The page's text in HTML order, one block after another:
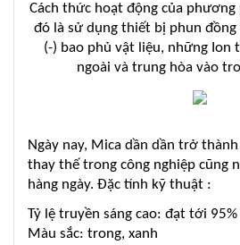
Cách thức hoạt động của
đó là sử dụng thiết bị phun đồng
(-) bao phủ vật liệu, những Ion
ngoài và trung hòa vào
Ngày nay, Mica dần dần trở
thay thế trong công nghiệp cũng
hàng ngày. Đặc tính kỹ thuật :
Tỷ lệ truyền sáng cao: đạt tới 95%
Màu sắc: trong, xanh